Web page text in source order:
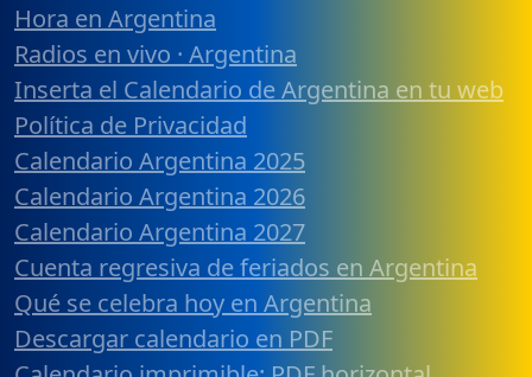
Hora en Argentina
Radios en vivo · Argentina
Inserta el Calendario de Argentina en tu web
Política de Privacidad
Calendario Argentina 2025
Calendario Argentina 2026
Calendario Argentina 2027
Cuenta regresiva de feriados en Argentina
Qué se celebra hoy en Argentina
Descargar calendario en PDF